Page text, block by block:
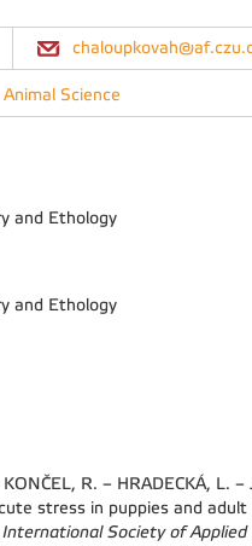
Science
and Ethology
and Ethology
R. – HRADECKÁ, L. –
stress in puppies and adult
Society of Applied